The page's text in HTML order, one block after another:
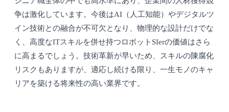
争は激化しています。今後はAI（人工知能）やデジタルツ
イン技術との融合が不可欠となり、物理的な設計だけでな
く、高度なITスキルを併せ持つロボットSIerの価値はさら
に高まるでしょう。技術革新が早いため、スキルの陳腐化
リスクもありますが、適応し続ける限り、一生モノのキャ
リアを築ける将来性の高い業界です。